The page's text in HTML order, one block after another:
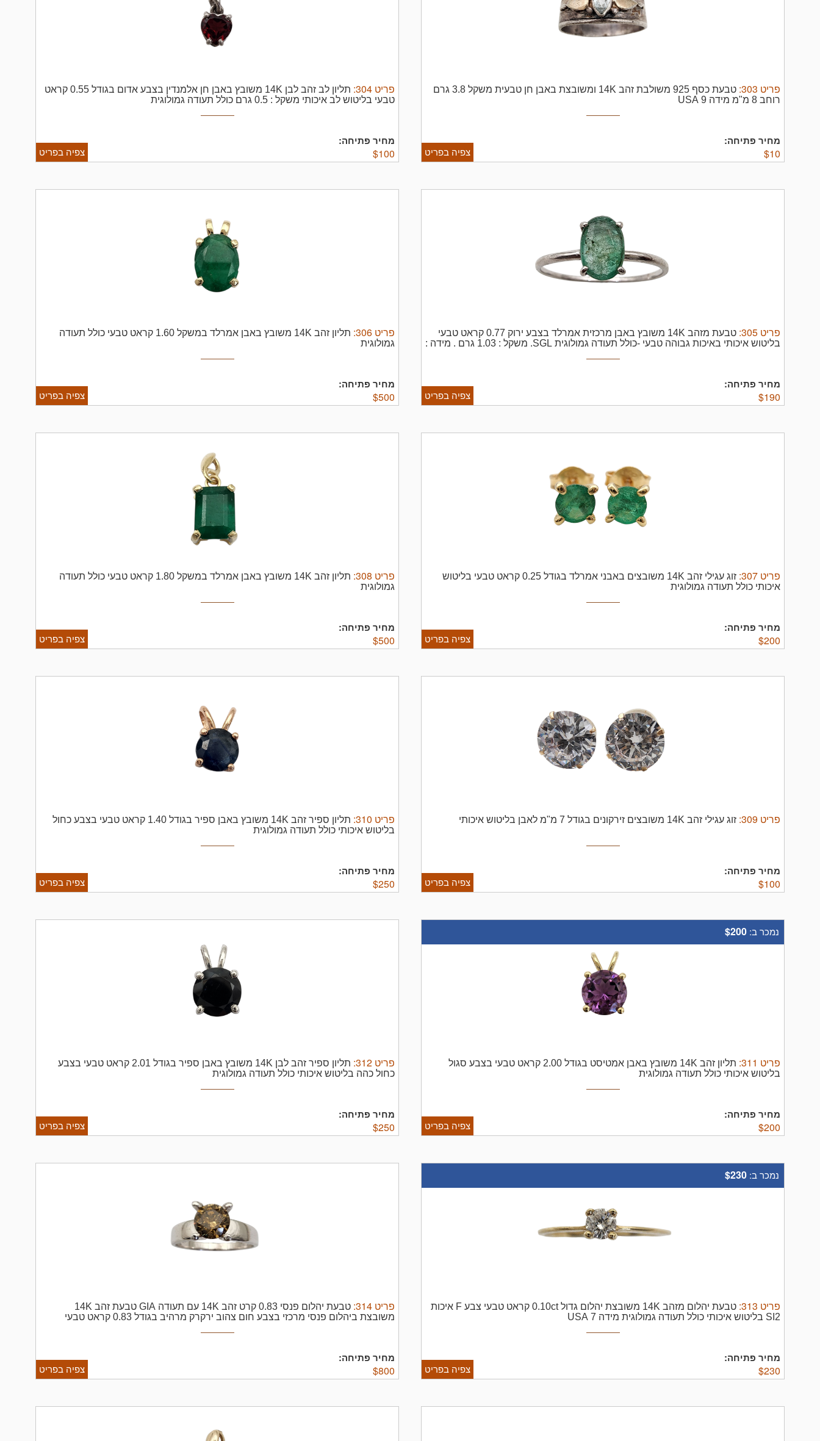
פריט 303
:
טבעת כסף 925 משולבת זהב 14K ומשובצת באבן חן טבעית משקל 3.8 גרם
רוחב 8 מ"מ מידה 9 USA
מחיר פתיחה:
$10 צפיה בפריט
פריט 304
:
תליון לב זהב לבן 14K משובץ באבן חן אלמנדין בצבע אדום בגודל 0.55 קראט
טבעי בליטוש לב איכותי משקל : 0.5 גרם כולל תעודה גמולוגית
מחיר פתיחה:
$100 צפיה בפריט
פריט 305
:
טבעת מזהב 14K משובץ באבן מרכזית אמרלד בצבע ירוק 0.77 קראט טבעי
בליטוש איכותי באיכות גבוהה טבעי -כולל תעודה גמולוגית SGL. משקל : 1.03 גרם . מידה :
מחיר פתיחה:
$190 צפיה בפריט
פריט 306
:
תליון זהב 14K משובץ באבן אמרלד במשקל 1.60 קראט טבעי כולל תעודה
גמולוגית
מחיר פתיחה:
$500 צפיה בפריט
פריט 307
:
זוג עגילי זהב 14K משובצים באבני אמרלד בגודל 0.25 קראט טבעי בליטוש
איכותי כולל תעודה גמולוגית
מחיר פתיחה:
$200 צפיה בפריט
פריט 308
:
תליון זהב 14K משובץ באבן אמרלד במשקל 1.80 קראט טבעי כולל תעודה
גמולוגית
מחיר פתיחה:
$500 צפיה בפריט
פריט 309
: זוג עגילי זהב 14K משובצים זירקונים בגודל 7 מ"מ לאבן בליטוש איכותי
מחיר פתיחה:
$100 צפיה בפריט
פריט 310
:
תליון ספיר זהב 14K משובץ באבן ספיר בגודל 1.40 קראט טבעי בצבע כחול
בליטוש איכותי כולל תעודה גמולוגית
מחיר פתיחה:
$250 צפיה בפריט
נמכר ב: $200
פריט 311
:
תליון זהב 14K משובץ באבן אמטיסט בגודל 2.00 קראט טבעי בצבע סגול
בליטוש איכותי כולל תעודה גמולוגית
מחיר פתיחה:
$200 צפיה בפריט
פריט 312
:
תליון ספיר זהב לבן 14K משובץ באבן ספיר בגודל 2.01 קראט טבעי בצבע
כחול כהה בליטוש איכותי כולל תעודה גמולוגית
מחיר פתיחה:
$250 צפיה בפריט
נמכר ב: $230
פריט 313
:
טבעת יהלום מזהב 14K משובצת יהלום גדול 0.10ct קראט טבעי צבע F איכות
SI2 בליטוש איכותי כולל תעודה גמולוגית מידה 7 USA
מחיר פתיחה:
$230 צפיה בפריט
פריט 314
:
טבעת יהלום פנסי 0.83 קרט זהב 14K עם תעודה GIA טבעת זהב 14K
משובצת ביהלום פנסי מרכזי בצבע חום צהוב ירקרק מרהיב בגודל 0.83 קראט טבעי
מחיר פתיחה:
$800 צפיה בפריט